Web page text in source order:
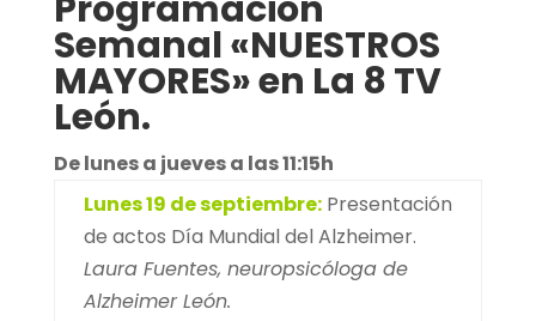
Semanal «NUESTROS
MAYORES» en La 8 TV
León.
De lunes a jueves a las 11:15h
Lunes 19 de septiembre:Presentación
de actos Día Mundial del Alzheimer.
Laura Fuentes, neuropsicóloga de
Alzheimer León.